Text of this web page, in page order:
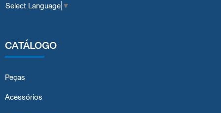
Select Language ▼
CATÁLOGO
Peças
Acessórios